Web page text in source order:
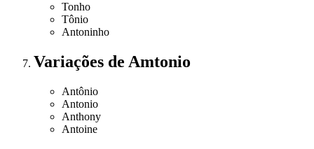
Tonho
Tônio
Antoninho
Variações de Amtonio
Antônio
Antonio
Anthony
Antoine